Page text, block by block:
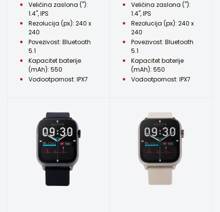
Veličina zaslona ("):
1.4", IPS
Rezolucija (px): 240 x
240
Povezivost: Bluetooth
5.1
Kapacitet baterije
(mAh): 550
Vodootpornost: IPX7
Veličina zaslona ("):
1.4", IPS
Rezolucija (px): 240 x
240
Povezivost: Bluetooth
5.1
Kapacitet baterije
(mAh): 550
Vodootpornost: IPX7